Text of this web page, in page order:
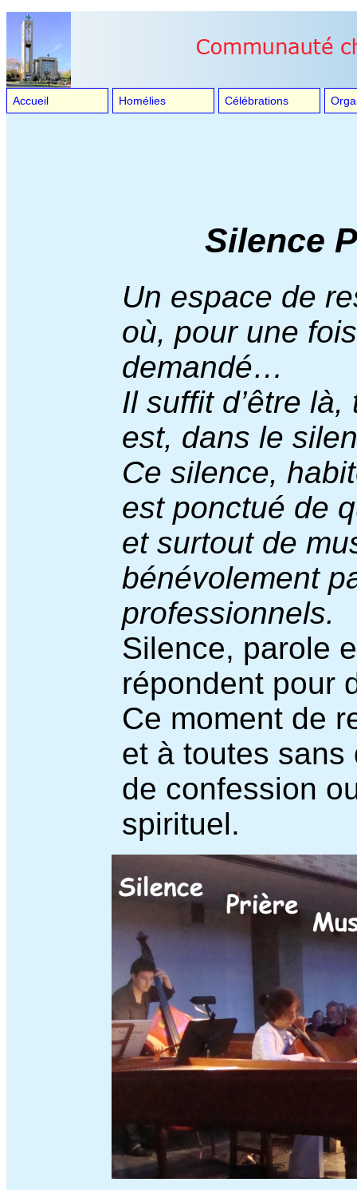
Accueil Homélies Célébrations
Silence
Un espace de
où, pour une
demandé…
Il suffit d’être là,
est, dans le
Ce silence,
est ponctué de
et surtout de
bénévolement
professionnels.
Silence, parole
répondent pour
Ce moment de
et à toutes sans
de confession
spirituel.